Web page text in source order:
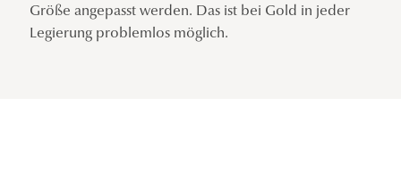
Größe angepasst werden. Das ist bei Gold in jeder
Legierung problemlos möglich.